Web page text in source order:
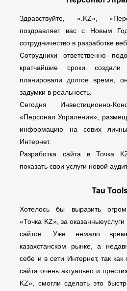
Здравствуйте, «.KZ»,
поздравляет вас с Новым
сотрудничество в разработке
Сотрудники ответственно
кратчайшие сроки
планировали долгое время,
задумки в реальность.
Сегодня Инвестиционно-
«Персонал Упраления»,
информацию на сових
Интернет.
Разработка сайта в Точка
показать свои услуги новой
Tau
Хотелось бы выразить
«Точка KZ», за
сайтов. Уже немало
казахстанском рынке, а
себе и в сети Интернет, так
сайта очень актуально и
KZ», смогли сделать это